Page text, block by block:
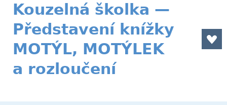
Kouzelná školka —
Představení knížky
MOTÝL, MOTÝLEK
a rozloučení